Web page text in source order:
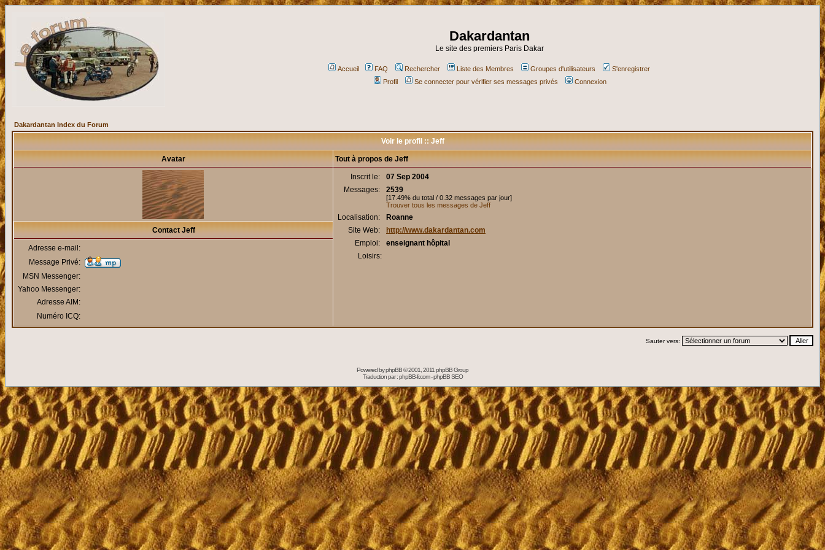
Dakardantan
Le site des premiers Paris Dakar
Accueil FAQ Rechercher Liste des Membres Groupes d'utilisateurs
S'enregistrer
Profil
Se connecter pour vérifier ses messages privés Connexion
Dakardantan Index du Forum
Voir le profil :: Jeff
Avatar Tout à propos de Jeff
Inscrit le:
07 Sep 2004
Messages:
2539
[17.49% du total / 0.32 messages par jour]
Trouver tous les messages de Jeff
Localisation:
Roanne
Site Web:
http://www.dakardantan.com
Emploi:
enseignant hôpital
Loisirs:
Contact Jeff
Adresse e-mail:
Message Privé:
MSN Messenger:
Yahoo Messenger:
Adresse AIM:
Numéro ICQ:
Sauter vers:
Powered byphpBB© 2001, 2011 phpBB Group
Traduction par :phpBB-fr.com-phpBB SEO